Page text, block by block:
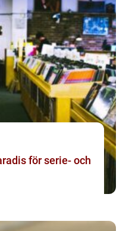
för serie- och